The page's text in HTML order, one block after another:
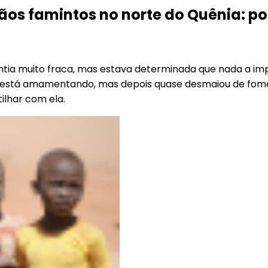
famintos no norte do Quênia:
muito fraca, mas estava determinada que nada a
amamentando, mas depois quase desmaiou de
com ela.